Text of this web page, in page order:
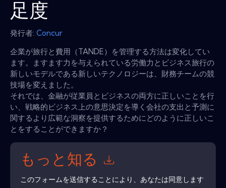
足度
発行者: Concur
企業が旅行と費用（TANDE）を管理する方法は変化してい
ます。ますます力を与えられている労働力とビジネス旅行の
新しいモデルである新しいテクノロジーは、財務チームの競
技場を変えました。
それでは、金融が従業員とビジネスの両方に正しいことを行
い、戦略的ビジネス上の意思決定を導く会社の支出と予測に
関するより広範な洞察を提供するためにどのように正しいこ
とをすることができますか？
もっと知る
このフォームを送信することにより、あなたは同意します